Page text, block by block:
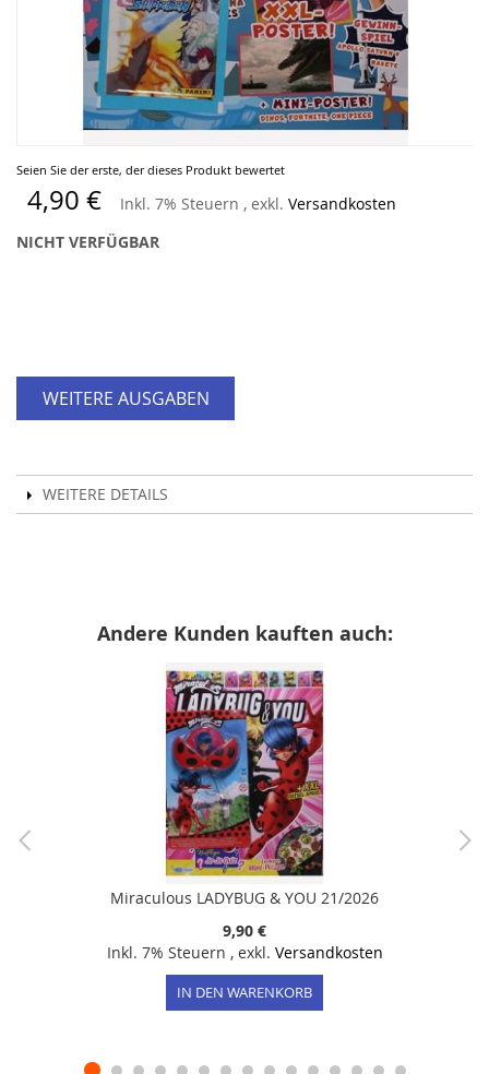
Seien Sie der erste, der dieses Produkt bewertet
4,90 € Inkl. 7% Steuern , exkl. Versandkosten
NICHT VERFÜGBAR
WEITERE AUSGABEN
WEITERE DETAILS
Zum
Anfang
der
Bildergalerie
springen
Andere Kunden kauften auch:
Miraculous LADYBUG & YOU 21/2026
9,90 €
Inkl. 7% Steuern , exkl. Versandkosten
IN DEN WARENKORB